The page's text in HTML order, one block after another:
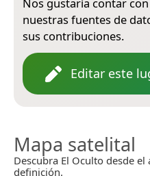
Nos gustaría contar
nuestras fuentes de
sus contribuciones.
Editar este
Mapa satelital
Descubra El Oculto desde
definición.